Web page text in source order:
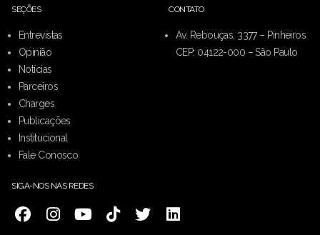
SEÇÕES
Entrevistas
Opinião
Notícias
Parceiros
Charges
Publicações
Institucional
Fale Conosco
CONTATO
Av. Rebouças, 3377 – Pinheiros
CEP: 04122-000 – São Paulo
SIGA-NOS NAS REDES